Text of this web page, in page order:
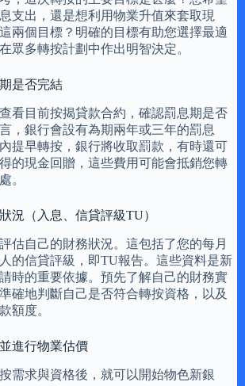
支出，還是想利用物業升值來套取現
兩個目標？明確的目標有助您選擇最適
眾多轉按計劃中作出明智決定。
是否完結
看目前按揭貸款合約，確認罰息期是否
，銀行會設有為期兩年或三年的罰息
提早轉按，銀行將收取罰款，有時還可
的現金回贈，這些費用可能會抵銷您轉
。
況（入息、信貸評級TU）
估自己的財務狀況。這包括了您的每月
的信貸評級，即TU報告。這些資料是新
時的重要依據。預先了解自己的財務實
確地判斷自己是否符合轉按資格，以及
額度。
進行物業估價
需求與資格後，就可以開始物色新銀